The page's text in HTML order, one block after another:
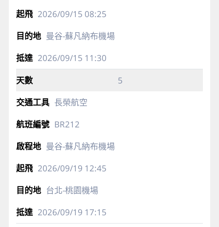
2026/09/15 08:25
曼谷-蘇凡納布機場
2026/09/15 11:30
5
長榮航空
BR212
曼谷-蘇凡納布機場
2026/09/19 12:45
台北-桃園機場
2026/09/19 17:15